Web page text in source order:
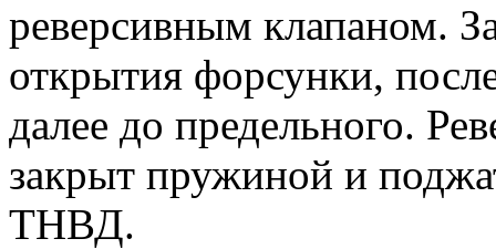
реверсивным клапаном.
открытия форсунки,
далее до предельного.
закрыт пружиной и
ТНВД.